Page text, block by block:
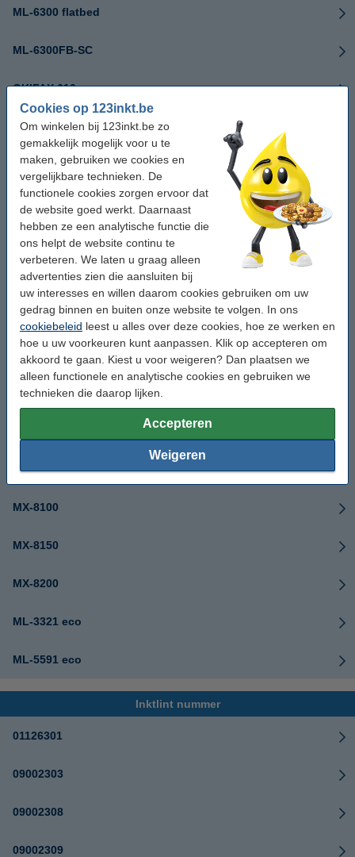
Cookies op 123inkt.be
Om winkelen bij 123inkt.be zo
gemakkelijk mogelijk voor u te
maken, gebruiken we cookies en
vergelijkbare technieken. De
functionele cookies zorgen ervoor dat
de website goed werkt. Daarnaast
hebben ze een analytische functie die
ons helpt de website continu te
verbeteren. We laten u graag alleen
advertenties zien die aansluiten bij
uw interesses en willen daarom cookies gebruiken om uw
gedrag binnen en buiten onze website te volgen. In ons
cookiebeleid leest u alles over deze cookies, hoe ze werken en
hoe u uw voorkeuren kunt aanpassen. Klik op accepteren om
akkoord te gaan. Kiest u voor weigeren? Dan plaatsen we
alleen functionele en analytische cookies en gebruiken we
technieken die daarop lijken.
Accepteren
Weigeren
ML-6300 flatbed
ML-6300FB-SC
OKIFAX 610
OKIFAX 660
MX-1050
MX-1100
MX-1100CRB
MX-1150
MX-1150CRB
MX-1200
MX-8050
MX-8100
MX-8150
MX-8200
ML-3321 eco
ML-5591 eco
Inktlint nummer
01126301
09002303
09002308
09002309